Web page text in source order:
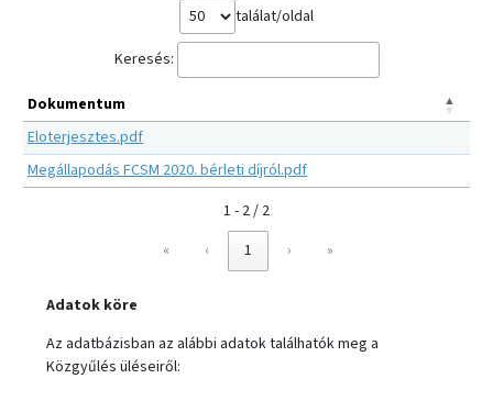
találat/oldal
Keresés:
Dokumentum
Eloterjesztes.pdf
Megállapodás FCSM 2020. bérleti díjról.pdf
1 - 2 / 2
«
‹ 1 › »
Adatok köre
Az adatbázisban az alábbi adatok találhatók meg a
Közgyűlés üléseiről: